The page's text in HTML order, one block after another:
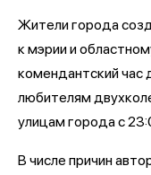
Жители города
к мэрии и
комендантский час
любителям
улицам города с
В числе причин